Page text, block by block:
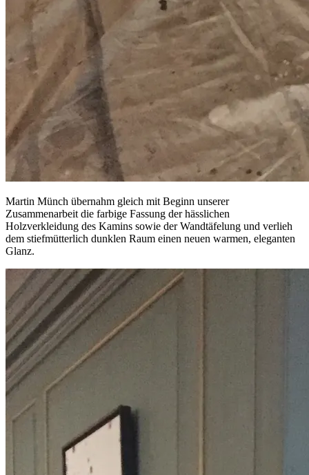
Martin Münch übernahm gleich mit Beginn unserer
Zusammenarbeit die farbige Fassung der hässlichen
Holzverkleidung des Kamins sowie der Wandtäfelung und verlieh
dem stiefmütterlich dunklen Raum einen neuen warmen, eleganten
Glanz.